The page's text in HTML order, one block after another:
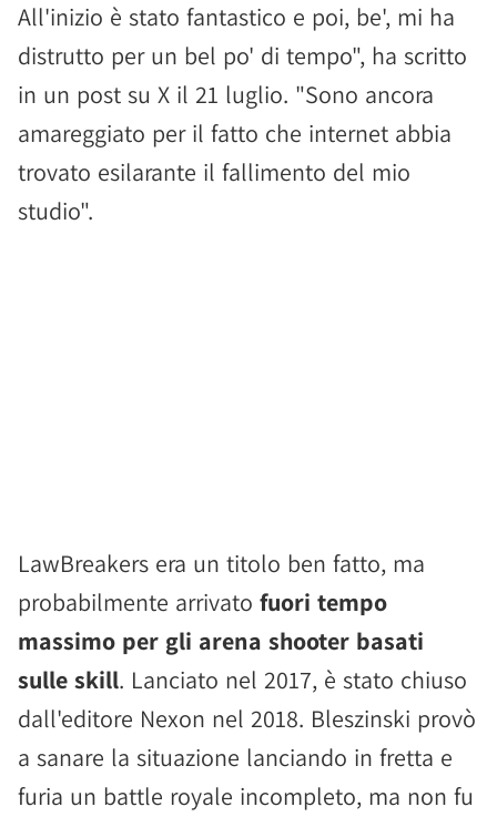
All'inizio è stato fantastico e poi, be', mi ha
distrutto per un bel po' di tempo", ha scritto
in un post su X il 21 luglio. "Sono ancora
amareggiato per il fatto che internet abbia
trovato esilarante il fallimento del mio
studio".
LawBreakers era un titolo ben fatto, ma
probabilmente arrivato fuori tempo
massimo per gli arena shooter basati
sulle skill. Lanciato nel 2017, è stato chiuso
dall'editore Nexon nel 2018. Bleszinski provò
a sanare la situazione lanciando in fretta e
furia un battle royale incompleto, ma non fu